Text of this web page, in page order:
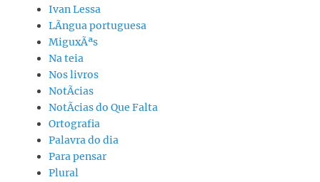
Ivan Lessa
LÃ­ngua portuguesa
MiguxÃªs
Na teia
Nos livros
NotÃ­cias
NotÃ­cias do Que Falta
Ortografia
Palavra do dia
Para pensar
Plural